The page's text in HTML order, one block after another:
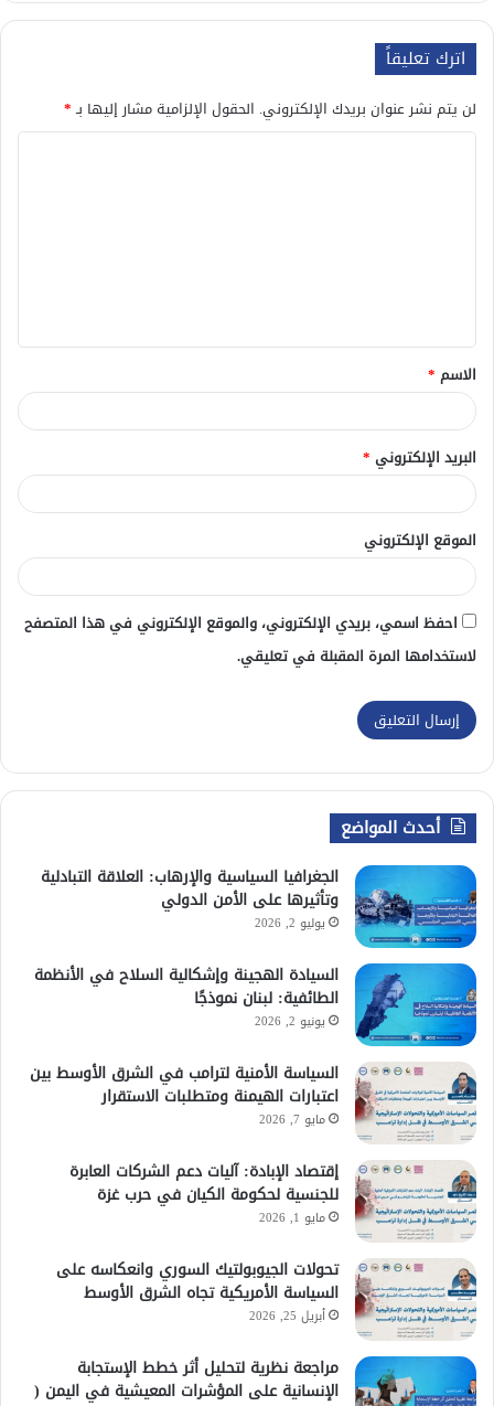
اترك تعليقاً
لن يتم نشر عنوان بريدك الإلكتروني. الحقول الإلزامية مشار إليها بـ*
ق
*
الاسم *
البريد الإلكتروني *
الموقع الإلكتروني
احفظ اسمي، بريدي الإلكتروني، والموقع الإلكتروني في هذا المتصفح
لاستخدامها المرة المقبلة في تعليقي.
أحدث المواضع
الجغرافيا السياسية والإرهاب: العلاقة التبادلية
وتأثيرها على الأمن الدولي
يوليو 2, 2026
السيادة الهجينة وإشكالية السلاح في الأنظمة
الطائفية: لبنان نموذجًا
يونيو 2, 2026
السياسة الأمنية لترامب في الشرق الأوسط بين
اعتبارات الهيمنة ومتطلبات الاستقرار
مايو 7, 2026
إقتصاد الإبادة: آليات دعم الشركات العابرة
للجنسية لحكومة الكيان في حرب غزة
مايو 1, 2026
تحولات الجيوبولتيك السوري وانعكاسه على
السياسة الأمريكية تجاه الشرق الأوسط
أبريل 25, 2026
مراجعة نظرية لتحليل أثر خطط الإستجابة
الإنسانية على المؤشرات المعيشية في اليمن (